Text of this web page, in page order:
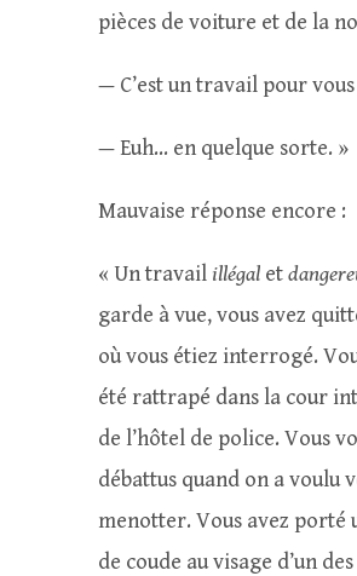
pièces de voiture et de la
— C’est un travail pour vous
— Euh… en quelque sorte. »
Mauvaise réponse encore :
« Un travail illégalet
garde à vue, vous avez
où vous étiez interrogé.
été rattrapé dans la cour
de l’hôtel de police. Vous
débattus quand on a voulu
menotter. Vous avez porté
de coude au visage d’un